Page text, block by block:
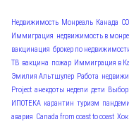
Недвижимость Монреаль Канада
Иммиграция недвижимость в
вакцинация брокер по
ТВ вакцина пожар Иммиграция в
Эмилия Альтшулер Работа
Project анекдоты недели дети
ИПОТЕКА карантин туризм
авария Canada from coast to coast